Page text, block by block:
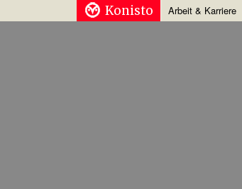
Konisto Arbeit & Karriere